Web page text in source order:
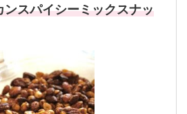
ンスパイシーミックスナッ